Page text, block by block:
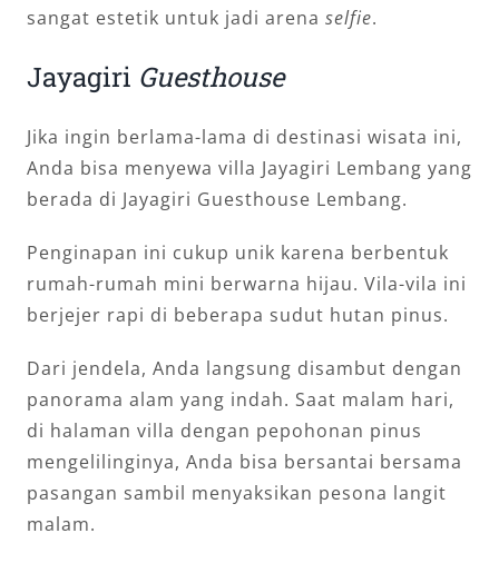
sangat estetik untuk jadi arena selfie.
Jayagiri Guesthouse
Jika ingin berlama-lama di destinasi wisata ini,
Anda bisa menyewa villa Jayagiri Lembang yang
berada di Jayagiri Guesthouse Lembang.
Penginapan ini cukup unik karena berbentuk
rumah-rumah mini berwarna hijau. Vila-vila ini
berjejer rapi di beberapa sudut hutan pinus.
Dari jendela, Anda langsung disambut dengan
panorama alam yang indah. Saat malam hari,
di halaman villa dengan pepohonan pinus
mengelilinginya, Anda bisa bersantai bersama
pasangan sambil menyaksikan pesona langit
malam.